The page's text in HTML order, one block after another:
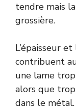
tendre mais
grossière.
L’épaisseur
contribuent
une lame
alors que
dans le